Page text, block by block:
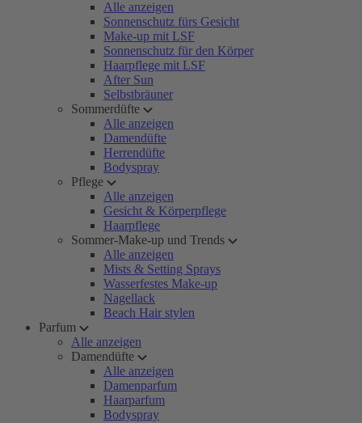
Alle anzeigen
Sonnenschutz fürs Gesicht
Make-up mit LSF
Sonnenschutz für den Körper
Haarpflege mit LSF
After Sun
Selbstbräuner
Sommerdüfte
Alle anzeigen
Damendüfte
Herrendüfte
Bodyspray
Pflege
Alle anzeigen
Gesicht & Körperpflege
Haarpflege
Sommer-Make-up und Trends
Alle anzeigen
Mists & Setting Sprays
Wasserfestes Make-up
Nagellack
Beach Hair stylen
Parfum
Alle anzeigen
Damendüfte
Alle anzeigen
Damenparfum
Haarparfum
Bodyspray